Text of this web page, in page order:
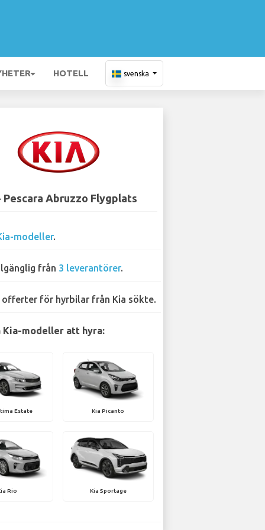
HOTELL svenska
Pescara Abruzzo Flygplats
modeller.
från 3 leverantörer.
offerter för hyrbilar från Kia sökte.
Kia-modeller att hyra:
Estate Kia Picanto
Rio Kia Sportage